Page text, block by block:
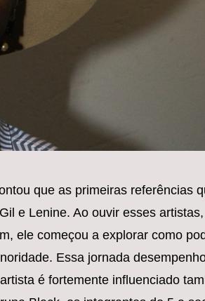
que as primeiras referências
e Lenine. Ao ouvir esses
ele começou a explorar como
Essa jornada
é fortemente influenciado